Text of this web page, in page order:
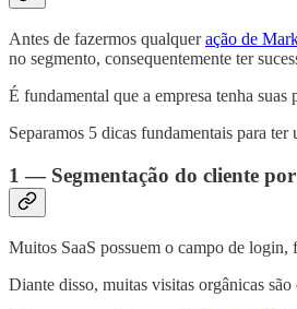
Antes de fazermos qualqueração de
no segmento, consequentemente ter
É fundamental que a empresa tenha
Separamos 5 dicas fundamentais para
1 — Segmentação do cliente
Muitos SaaS possuem o campo de login,
Diante disso, muitas visitas orgânicas